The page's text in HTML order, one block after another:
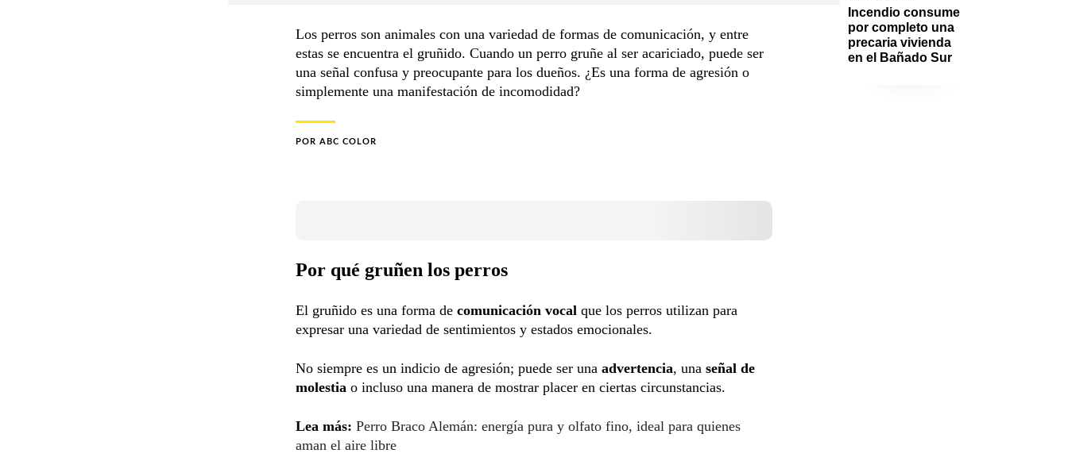
Incendio consume
por completo una
precaria vivienda
en el Bañado Sur
Los perros son animales con una variedad de formas de comunicación, y entre
estas se encuentra el gruñido. Cuando un perro gruñe al ser acariciado, puede ser
una señal confusa y preocupante para los dueños. ¿Es una forma de agresión o
simplemente una manifestación de incomodidad?
POR ABC COLOR
Por qué gruñen los perros
El gruñido es una forma de comunicación vocal que los perros utilizan para
expresar una variedad de sentimientos y estados emocionales.
No siempre es un indicio de agresión; puede ser una advertencia, una señal de
molestia o incluso una manera de mostrar placer en ciertas circunstancias.
Lea más: Perro Braco Alemán: energía pura y olfato fino, ideal para quienes
aman el aire libre